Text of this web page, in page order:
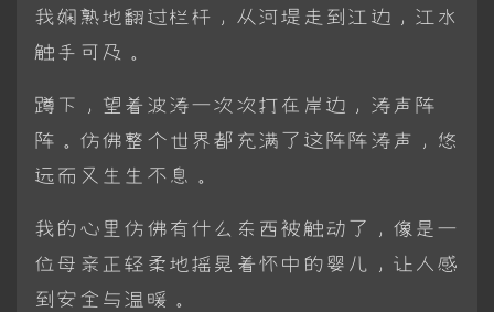
我娴熟地翻过栏杆，从河堤走到江边，江水
触手可及。
蹲下，望着波涛一次次打在岸边，涛声阵
阵。仿佛整个世界都充满了这阵阵涛声，悠
远而又生生不息。
我的心里仿佛有什么东西被触动了，像是一
位母亲正轻柔地摇晃着怀中的婴儿，让人感
到安全与温暖。